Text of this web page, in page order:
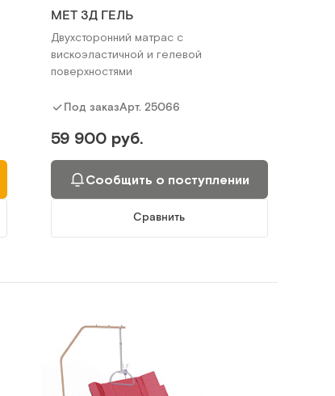
MET 3Д ГЕЛЬ
Двухсторонний матрас с
вискоэластичной и гелевой
поверхностями
Под заказАрт. 25066
59 900 руб.
Сообщить о поступлении
Сравнить